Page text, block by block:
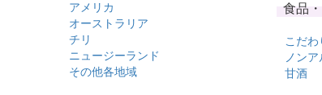
アメリカ
オーストラリア
チリ
ニュージーランド
その他各地域
食品
こだ
ノン
甘酒